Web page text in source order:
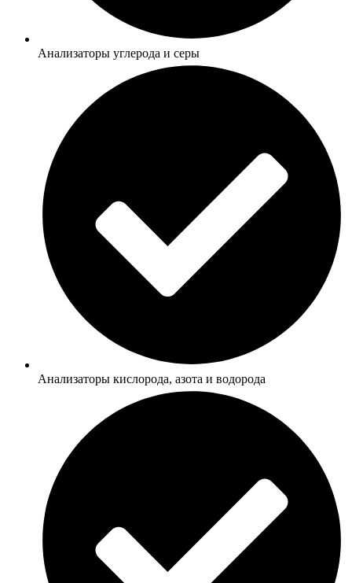
Анализаторы углерода и серы
Анализаторы кислорода, азота и водорода